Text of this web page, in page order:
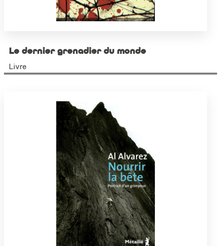
Le dernier grenadier du monde
Livre